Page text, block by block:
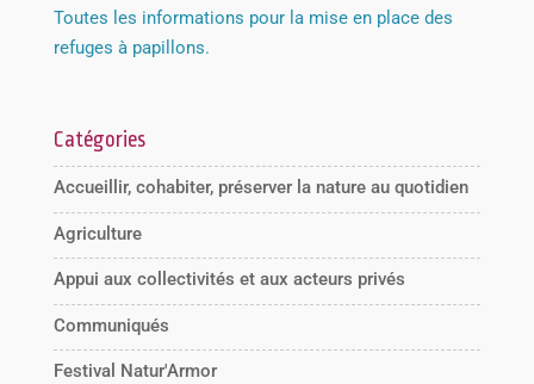
Toutes les informations pour la mise en place des
refuges à papillons.
Catégories
Accueillir, cohabiter, préserver la nature au quotidien
Agriculture
Appui aux collectivités et aux acteurs privés
Communiqués
Festival Natur'Armor